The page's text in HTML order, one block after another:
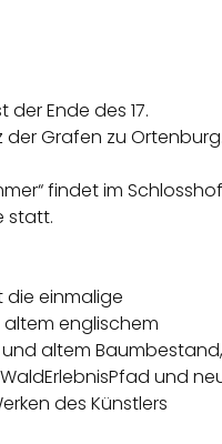
Ende des 17.
Grafen zu
findet im Schlosshof
statt.
die einmalige
englischem
altem Baumbestand,
und
des Künstlers